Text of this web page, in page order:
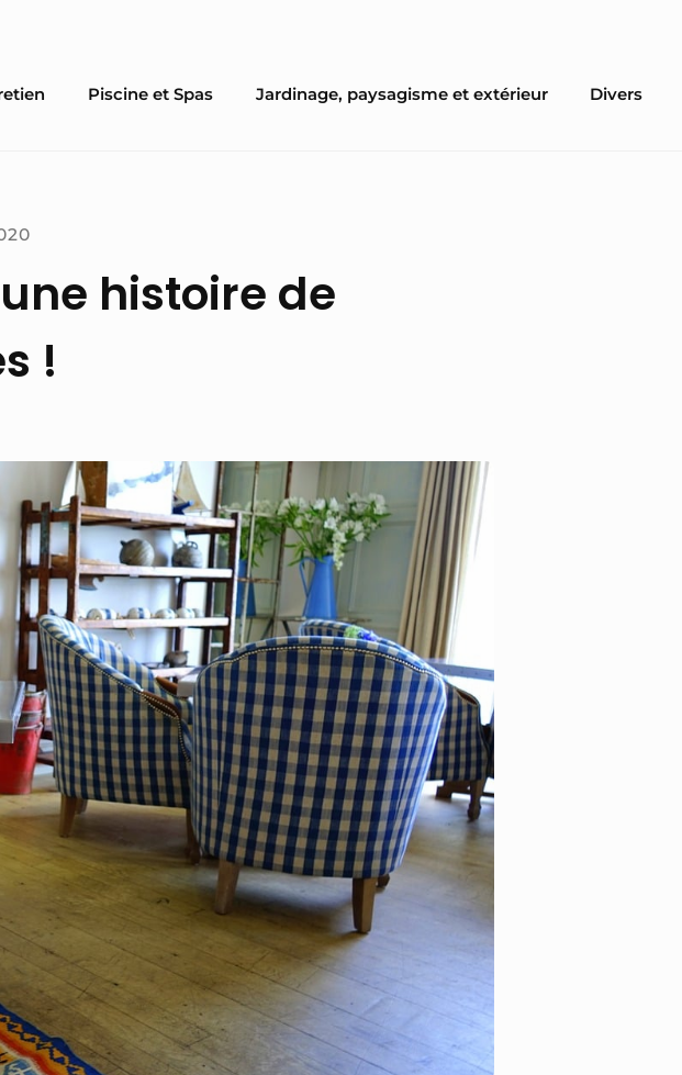
Piscine et Spas Jardinage, paysagisme et extérieur Divers
histoire de
!